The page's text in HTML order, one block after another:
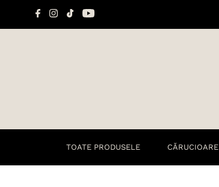
Sari la conținut
TOATE PRODUSELE CĂRUCIOARE